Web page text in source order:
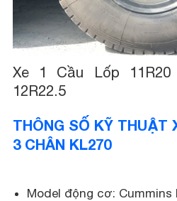
Xe 1 Cầu Lốp
12R22.5
THÔNG SỐ KỸ THUẬT
3 CHÂN KL270
Model động cơ: Cummins